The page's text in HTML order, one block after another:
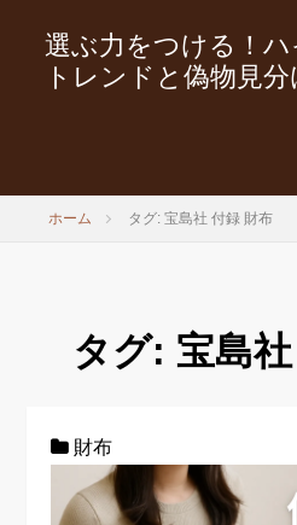
選ぶ力をつける！
トレンドと偽物見
ホーム タグ: 宝島社 付録 財布
タグ: 宝島
財布